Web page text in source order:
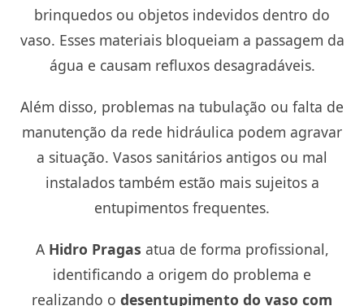
brinquedos ou objetos indevidos dentro do
vaso. Esses materiais bloqueiam a passagem da
água e causam refluxos desagradáveis.
Além disso, problemas na tubulação ou falta de
manutenção da rede hidráulica podem agravar
a situação. Vasos sanitários antigos ou mal
instalados também estão mais sujeitos a
entupimentos frequentes.
A Hidro Pragas atua de forma profissional,
identificando a origem do problema e
realizando o desentupimento do vaso com